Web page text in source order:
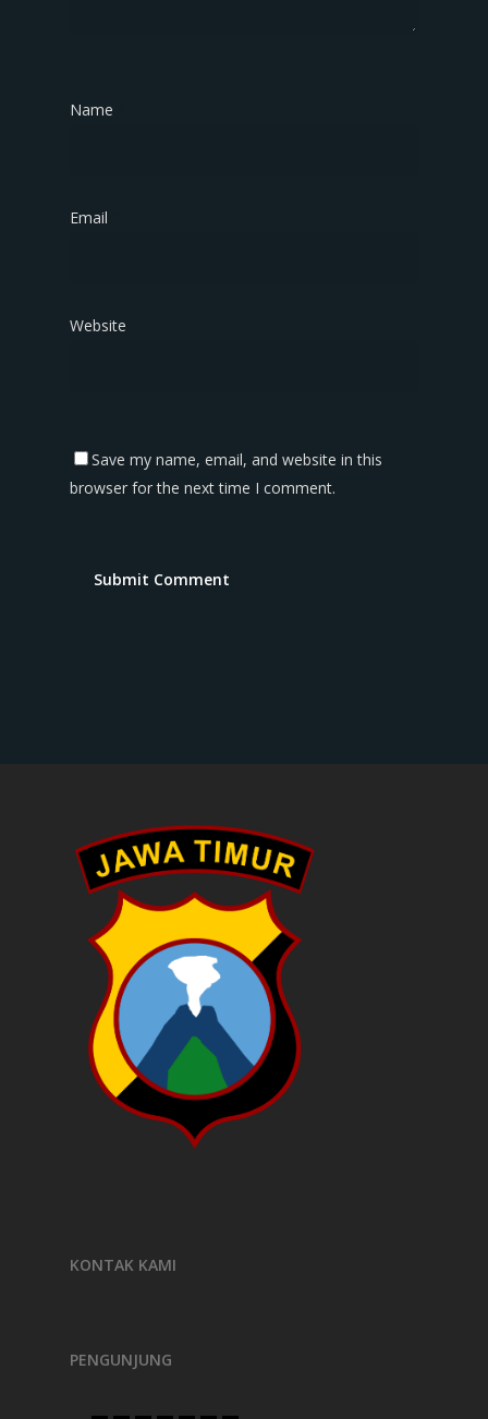
Name
Email
Website
Save my name, email, and website in this
browser for the next time I comment.
KONTAK KAMI
PENGUNJUNG